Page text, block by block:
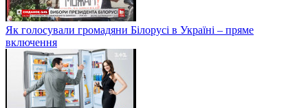
Як голосували громадяни Білорусі в Україні – пряме
включення